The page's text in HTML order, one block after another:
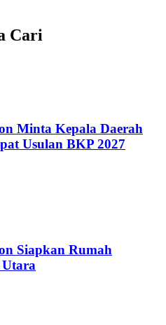
Cari
Minta Kepala Daerah
Usulan BKP 2027
Siapkan Rumah
Utara